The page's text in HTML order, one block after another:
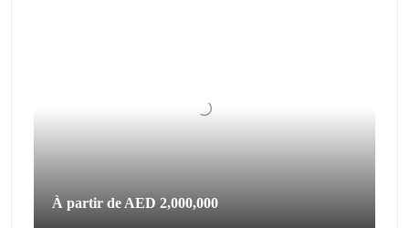
À partir de AED 2,000,000